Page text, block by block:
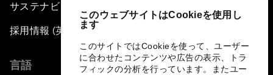
このウェブサイトはCookieを使用し
ます
このサイトではCookieを使って、ユーザー
に合わせたコンテンツや広告の表示、トラ
フィックの分析を行っています。またユー
サステナビリティへの取り組み
採用情報 (英語のみ)
言語